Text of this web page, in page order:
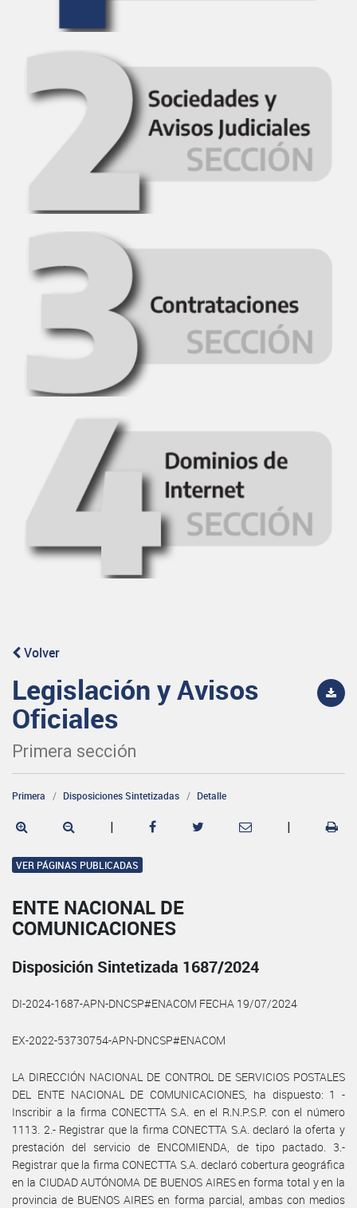
Volver
Legislación y Avisos
Oficiales
Primera sección
Primera Disposiciones Sintetizadas Detalle
| |
VER PÁGINAS PUBLICADAS
ENTE NACIONAL DE
COMUNICACIONES
Disposición Sintetizada 1687/2024
DI-2024-1687-APN-DNCSP#ENACOM FECHA 19/07/2024
EX-2022-53730754-APN-DNCSP#ENACOM
LA DIRECCIÓN NACIONAL DE CONTROL DE SERVICIOS POSTALES
DEL ENTE NACIONAL DE COMUNICACIONES, ha dispuesto: 1 -
Inscribir a la firma CONECTTA S.A. en el R.N.P.S.P. con el número
1113. 2.- Registrar que la firma CONECTTA S.A. declaró la oferta y
prestación del servicio de ENCOMIENDA, de tipo pactado. 3.-
Registrar que la firma CONECTTA S.A. declaró cobertura geográfica
en la CIUDAD AUTÓNOMA DE BUENOS AIRES en forma total y en la
provincia de BUENOS AIRES en forma parcial, ambas con medios